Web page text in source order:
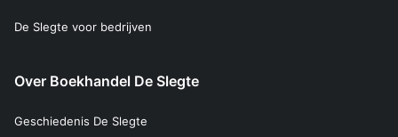
De Slegte voor bedrijven
Over Boekhandel De Slegte
Geschiedenis De Slegte